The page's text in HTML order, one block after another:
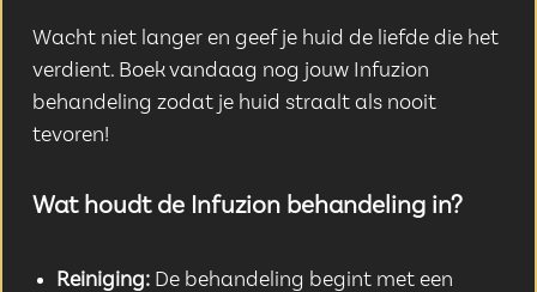
Wacht niet langer en geef je huid de liefde die het
verdient. Boek vandaag nog jouw Infuzion
behandeling zodat je huid straalt als nooit
tevoren!
Wat houdt de Infuzion behandeling in?
Reiniging: De behandeling begint met een